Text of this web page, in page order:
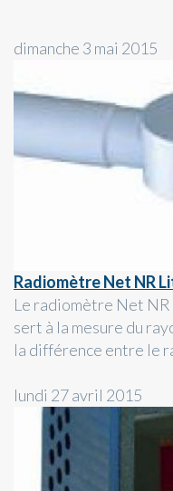
dimanche 3 mai 2015
Radiomètre Net NR
Le radiomètre Net
sert à la mesure du
la différence entre le
lundi 27 avril 2015